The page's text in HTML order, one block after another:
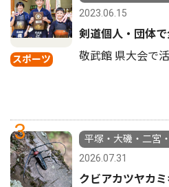
スポーツ
2023.06.15
剣道個人・団体
敬武館 県大会で
3
平塚・大磯・二宮
2026.07.31
クビアカツヤカ